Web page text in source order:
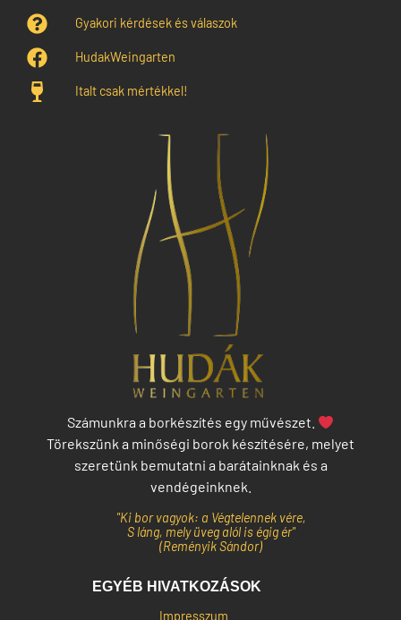
Gyakori kérdések és válaszok
HudakWeingarten
Italt csak mértékkel!
Számunkra a borkészítés egy művészet.
Törekszünk a minőségi borok készítésére, melyet
szeretünk bemutatni a barátainknak és a
vendégeinknek.
"Ki bor vagyok: a Végtelennek vére,
S láng, mely üveg alól is égig ér"
(Reményik Sándor)
EGYÉB HIVATKOZÁSOK
Impresszum